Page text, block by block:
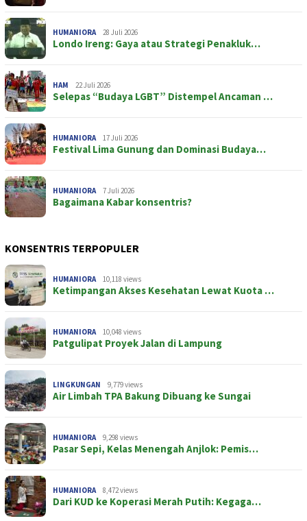
HUMANIORA 28 Juli 2026
Londo Ireng: Gaya atau Strategi Penakluk…
HAM 22 Juli 2026
Selepas “Budaya LGBT” Distempel Ancaman …
HUMANIORA 17 Juli 2026
Festival Lima Gunung dan Dominasi Budaya…
HUMANIORA 7 Juli 2026
Bagaimana Kabar konsentris?
KONSENTRIS TERPOPULER
HUMANIORA 10,118 views
Ketimpangan Akses Kesehatan Lewat Kuota …
HUMANIORA 10,048 views
Patgulipat Proyek Jalan di Lampung
LINGKUNGAN 9,779 views
Air Limbah TPA Bakung Dibuang ke Sungai
HUMANIORA 9,298 views
Pasar Sepi, Kelas Menengah Anjlok: Pemis…
HUMANIORA 8,472 views
Dari KUD ke Koperasi Merah Putih: Kegaga…